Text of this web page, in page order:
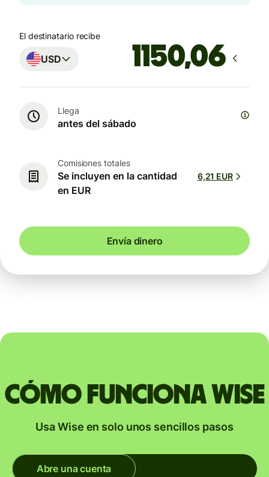
El destinatario recibe
USD
Llega
antes del sábado
Comisiones totales
Se incluyen en la cantidad
en EUR
6,21 EUR
Envía dinero
Cómo funciona Wise
Usa Wise en solo unos sencillos pasos
Abre una cuenta